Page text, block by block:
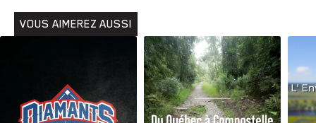
VOUS AIMEREZ AUSSI